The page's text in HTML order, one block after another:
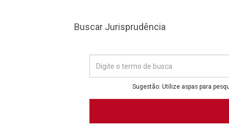
Buscar Jurisprudência
Sugestão: Utilize aspas para